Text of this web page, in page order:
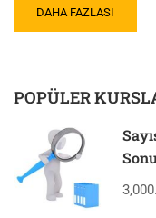
DAHA FAZLASI
POPÜLER